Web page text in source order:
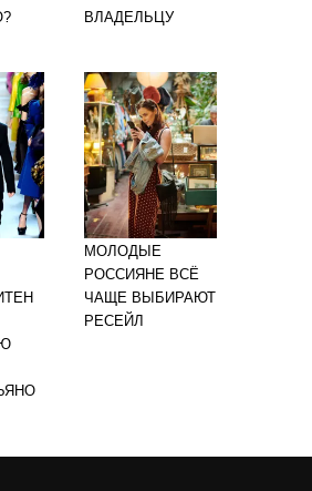
ВЛАДЕЛЬЦУ
МОЛОДЫЕ
РОССИЯНЕ ВСЁ
ЧАЩЕ ВЫБИРАЮТ
РЕСЕЙЛ